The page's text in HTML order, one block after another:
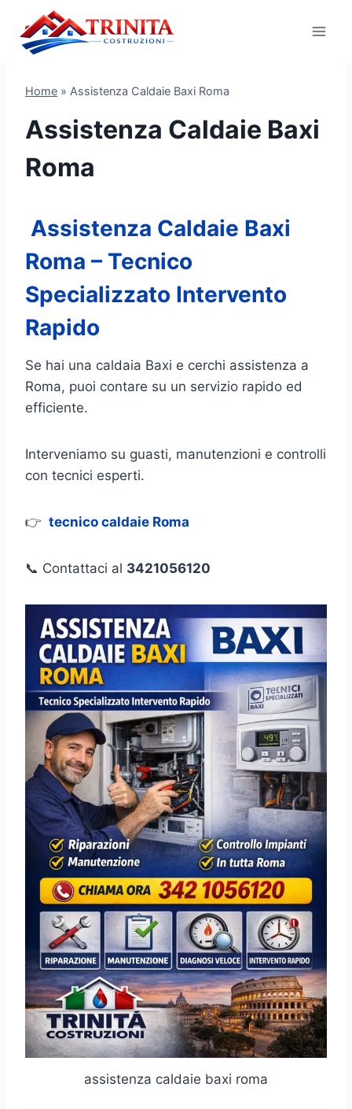
contenuto
Home » Assistenza Caldaie Baxi Roma
Assistenza Caldaie Baxi
Roma
Assistenza Caldaie Baxi
Roma – Tecnico
Specializzato Intervento
Rapido
Se hai una caldaia Baxi e cerchi assistenza a
Roma, puoi contare su un servizio rapido ed
efficiente.
Interveniamo su guasti, manutenzioni e controlli
con tecnici esperti.
👉 tecnico caldaie Roma
📞 Contattaci al 3421056120
assistenza caldaie baxi roma